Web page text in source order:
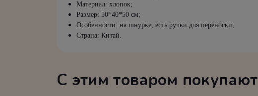
Материал: хлопок;
Размер: 50*40*50 см;
Особенности: на шнурке, есть ручки для переноски;
Страна: Китай.
С этим товаром покупают